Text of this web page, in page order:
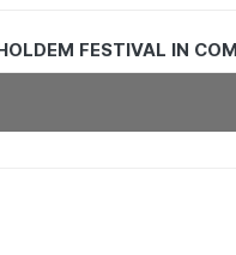
FESTIVAL IN